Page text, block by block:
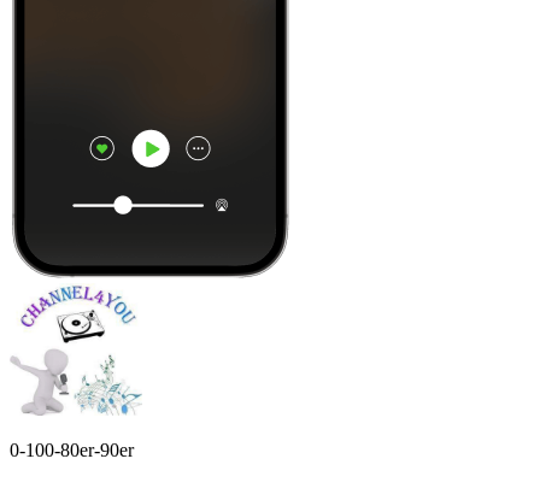
0-100-80er-90er